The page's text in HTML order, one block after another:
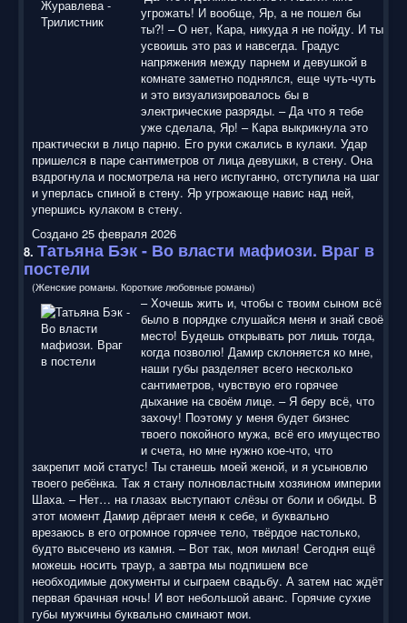
угрожать! И вообще, Яр, а не пошел бы
ты?! – О нет, Кара, никуда я не пойду. И ты
усвоишь это раз и навсегда. Градус
напряжения между парнем и девушкой в
комнате заметно поднялся, еще чуть-чуть
и это визуализировалось бы в
электрические разряды. – Да что я тебе
уже сделала, Яр! – Кара выкрикнула это
практически в лицо парню. Его руки сжались в кулаки. Удар
пришелся в паре сантиметров от лица девушки, в стену. Она
вздрогнула и посмотрела на него испуганно, отступила на шаг
и уперлась спиной в стену. Яр угрожающе навис над ней,
упершись кулаком в стену.
Создано 25 февраля 2026
8. Татьяна Бэк - Во власти мафиози. Враг в
постели
(Женские романы. Короткие любовные романы)
– Хочешь жить и, чтобы с твоим сыном всё
было в порядке слушайся меня и знай своё
место! Будешь открывать рот лишь тогда,
когда позволю! Дамир склоняется ко мне,
наши губы разделяет всего несколько
сантиметров, чувствую его горячее
дыхание на своём лице. – Я беру всё, что
захочу! Поэтому у меня будет бизнес
твоего покойного мужа, всё его имущество
и счета, но мне нужно кое-что, что
закрепит мой статус! Ты станешь моей женой, и я усыновлю
твоего ребёнка. Так я стану полновластным хозяином империи
Шаха. – Нет… на глазах выступают слёзы от боли и обиды. В
этот момент Дамир дёргает меня к себе, и буквально
врезаюсь в его огромное горячее тело, твёрдое настолько,
будто высечено из камня. – Вот так, моя милая! Сегодня ещё
можешь носить траур, а завтра мы подпишем все
необходимые документы и сыграем свадьбу. А затем нас ждёт
первая брачная ночь! И вот небольшой аванс. Горячие сухие
губы мужчины буквально сминают мои.